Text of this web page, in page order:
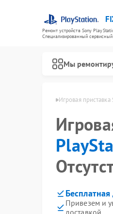
Ремонт устройств Sony
Специализированный cервисный
Мы
Игровая
Привезем и
доставкой